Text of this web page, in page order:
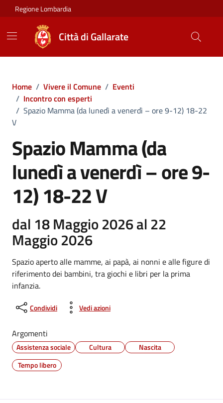
Vai ai contenuti
Vai al footer
Regione Lombardia
Città di Gallarate
Home / Vivere il Comune / Eventi
/ Incontro con esperti
/ Spazio Mamma (da lunedì a venerdì – ore 9-12) 18-22
V
Spazio Mamma (da
lunedì a venerdì – ore 9-
12) 18-22 V
dal 18 Maggio 2026 al 22
Maggio 2026
Spazio aperto alle mamme, ai papà, ai nonni e alle figure di
riferimento dei bambini, tra giochi e libri per la prima
infanzia.
Condividi Vedi azioni
Argomenti
Assistenza sociale Cultura
Nascita
Tempo libero